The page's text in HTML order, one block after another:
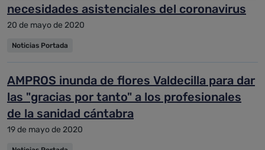
necesidades asistenciales del coronavirus
20 de mayo de 2020
Noticias Portada
AMPROS inunda de flores Valdecilla para dar
las "gracias por tanto" a los profesionales
de la sanidad cántabra
19 de mayo de 2020